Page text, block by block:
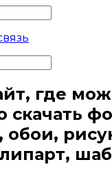
где
скачать
обои,